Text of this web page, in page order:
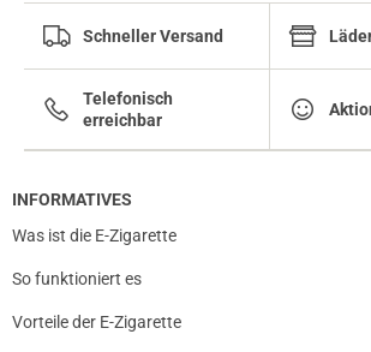
Schneller Versand
Telefonisch
erreichbar
INFORMATIVES
Was ist die E-Zigarette
So funktioniert es
Vorteile der E-Zigarette